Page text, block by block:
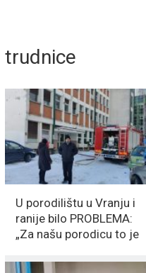
trudnice
U porodilištu u Vranju i
ranije bilo PROBLEMA:
„Za našu porodicu to je